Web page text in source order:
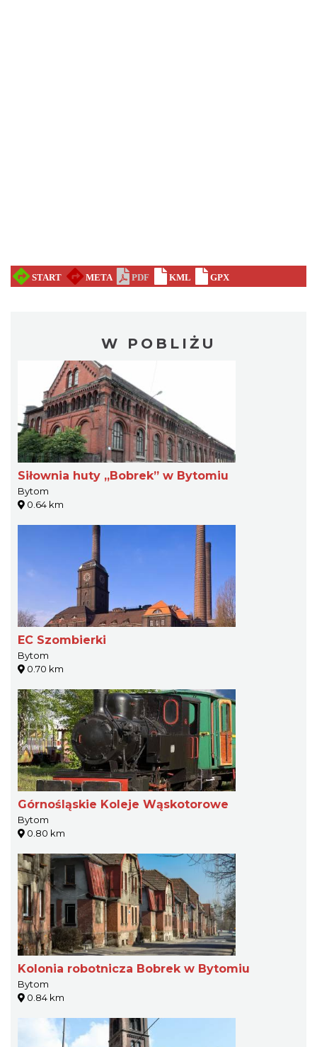
W POBLIŻU
Siłownia huty „Bobrek” w Bytomiu
Bytom
0.64 km
EC Szombierki
Bytom
0.70 km
Górnośląskie Koleje Wąskotorowe
Bytom
0.80 km
Kolonia robotnicza Bobrek w Bytomiu
Bytom
0.84 km